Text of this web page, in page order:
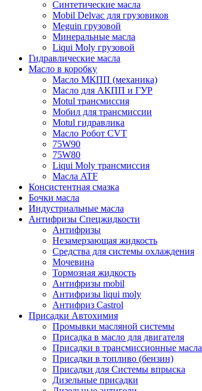
Синтетические масла
Mobil Delvac для грузовиков
Meguin грузовой
Минеральные масла
Liqui Moly грузовой
Гидравлические масла
Масло в коробку
Масло МКПП (механика)
Масло для АКПП и ГУР
Motul трансмиссия
Мобил для трансмиссии
Motul гидравлика
Масло Робот CVT
75W90
75W80
Liqui Moly трансмиссия
Масла ATF
Консистентная смазка
Бочки масла
Индустриальные масла
Антифризы Спецжидкости
Антифризы
Незамерзающая жидкость
Средства для системы охлаждения
Мочевина
Тормозная жидкость
Антифризы mobil
Антифризы liqui moly
Антифриз Castrol
Присадки Автохимия
Промывки масляной системы
Присадка в масло для двигателя
Присадки в трансмиссионные масла
Присадки в топливо (бензин)
Присадки для Системы впрыска
Дизельные присадки